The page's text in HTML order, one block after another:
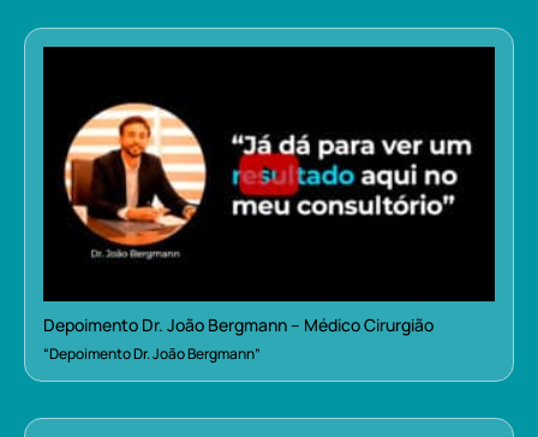
Depoimento Dr. João Bergmann – Médico Cirurgião
“Depoimento Dr. João Bergmann”